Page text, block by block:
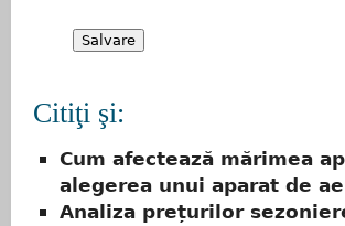
Citiţi şi:
Cum afectează mărimea
alegerea unui aparat de
Analiza prețurilor